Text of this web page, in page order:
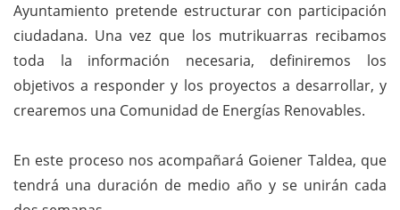
Ayuntamiento pretende estructurar con participación
ciudadana. Una vez que los mutrikuarras recibamos
toda la información necesaria, definiremos los
objetivos a responder y los proyectos a desarrollar, y
crearemos una Comunidad de Energías Renovables.
En este proceso nos acompañará Goiener Taldea, que
tendrá una duración de medio año y se unirán cada